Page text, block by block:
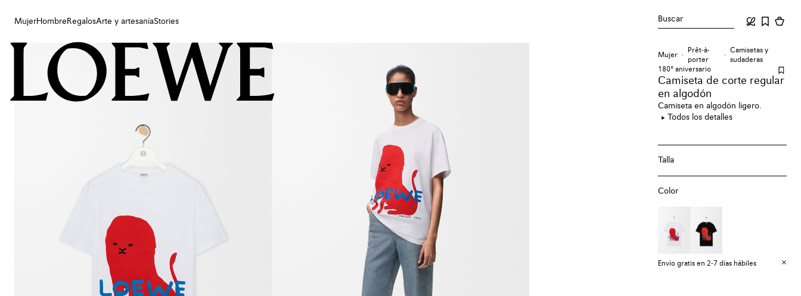
MujerHombre RegalosArte y artesaníaStories Buscar
Mujer
Arte y artesanía
Mujer
Prêt-à-
porter
Camisetas y
sudaderas
180º aniversario
Camiseta de corte regular
en algodón
Camiseta en algodón ligero.
Todos los detalles
Talla
Color
Envío gratis en 2-7 días hábiles